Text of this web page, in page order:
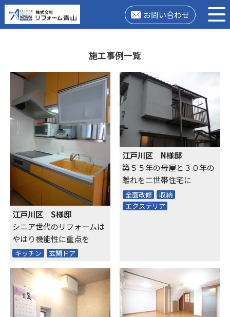
お問い合わせ
施工事例一覧
江戸川区 S様邸
シニア世代のリフォームは
やはり機能性に重点を
キッチン 玄関ドア
江戸川区 N様邸
築５５年の母屋と３０年の
離れを二世帯住宅に
全面改修
収納
エクステリア